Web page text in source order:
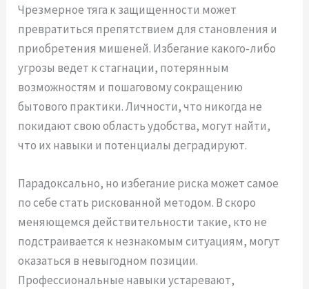
Чрезмерное тяга к защищенности может
превратиться препятствием для становления и
приобретения мишеней. Избегание какого-либо
угрозы ведет к стагнации, потерянным
возможностям и пошаговому сокращению
бытового практики. Личности, что никогда не
покидают свою область удобства, могут найти,
что их навыки и потенциалы деградируют.
Парадоксально, но избегание риска может самое
по себе стать рискованной методом. В скоро
меняющемся действительности такие, кто не
подстраивается к незнакомым ситуациям, могут
оказаться в невыгодном позиции.
Профессиональные навыки устаревают,